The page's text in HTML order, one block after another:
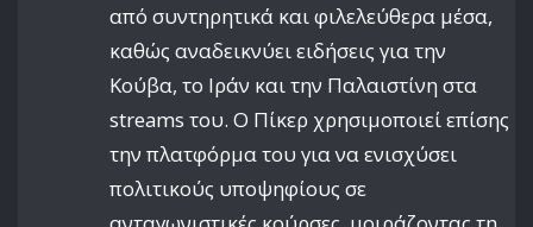
από συντηρητικά και φιλελεύθερα μέσα,
καθώς αναδεικνύει ειδήσεις για την
Κούβα, το Ιράν και την Παλαιστίνη στα
streams του. Ο Πίκερ χρησιμοποιεί επίσης
την πλατφόρμα του για να ενισχύσει
πολιτικούς υποψηφίους σε